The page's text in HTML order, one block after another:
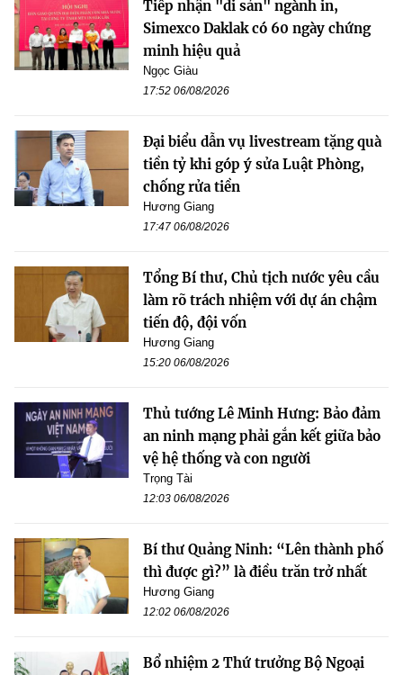
Tiếp nhận "di sản" ngành in,
Simexco Daklak có 60 ngày chứng
minh hiệu quả
Ngọc Giàu
17:52 06/08/2026
Đại biểu dẫn vụ livestream tặng quà
tiền tỷ khi góp ý sửa Luật Phòng,
chống rửa tiền
Hương Giang
17:47 06/08/2026
Tổng Bí thư, Chủ tịch nước yêu cầu
làm rõ trách nhiệm với dự án chậm
tiến độ, đội vốn
Hương Giang
15:20 06/08/2026
Thủ tướng Lê Minh Hưng: Bảo đảm
an ninh mạng phải gắn kết giữa bảo
vệ hệ thống và con người
Trọng Tài
12:03 06/08/2026
Bí thư Quảng Ninh: “Lên thành phố
thì được gì?” là điều trăn trở nhất
Hương Giang
12:02 06/08/2026
Bổ nhiệm 2 Thứ trưởng Bộ Ngoại